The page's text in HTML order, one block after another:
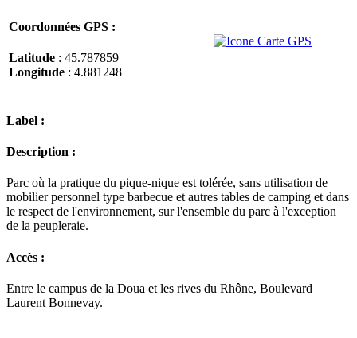
Coordonnées GPS :
Latitude : 45.787859
Longitude : 4.881248
Label :
Description :
Parc où la pratique du pique-nique est tolérée, sans utilisation de
mobilier personnel type barbecue et autres tables de camping et dans
le respect de l'environnement, sur l'ensemble du parc à l'exception
de la peupleraie.
Accès :
Entre le campus de la Doua et les rives du Rhône, Boulevard
Laurent Bonnevay.